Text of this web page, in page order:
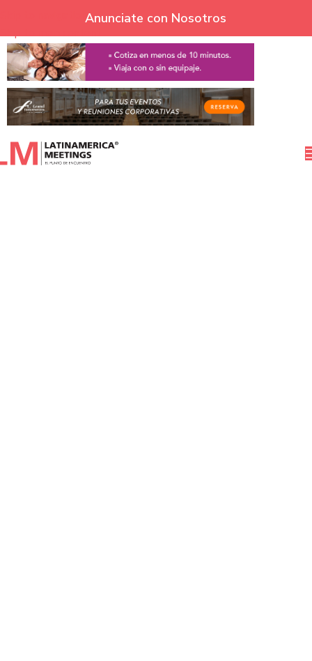
Skip to navigation
Skip to main content
Anunciate con Nosotros